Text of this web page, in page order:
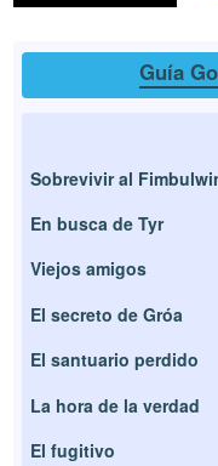
Guía
Sobrevivir al
En busca de Tyr
Viejos amigos
El secreto de Gróa
El santuario perdido
La hora de la verdad
El fugitivo